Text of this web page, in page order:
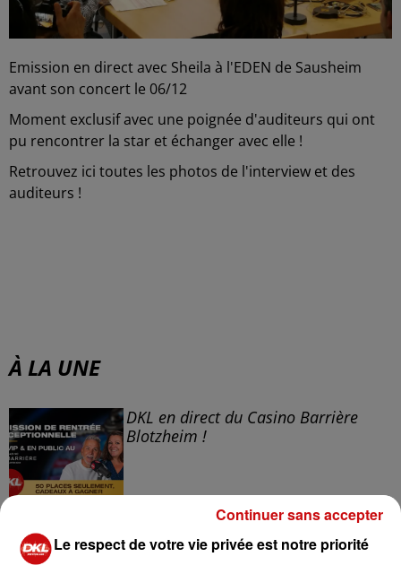
Emission en direct avec Sheila à l'EDEN de Sausheim
avant son concert le 06/12
Moment exclusif avec une poignée d'auditeurs qui ont
pu rencontrer la star et échanger avec elle !
Retrouvez ici toutes les photos de l'interview et des
auditeurs !
À LA UNE
DKL en direct du Casino Barrière
Blotzheim !
Mulhouse : un homme condamné à
trois mois de prison avec sursis...
Le respect de votre vie privée est notre priorité
Continuer sans accepter